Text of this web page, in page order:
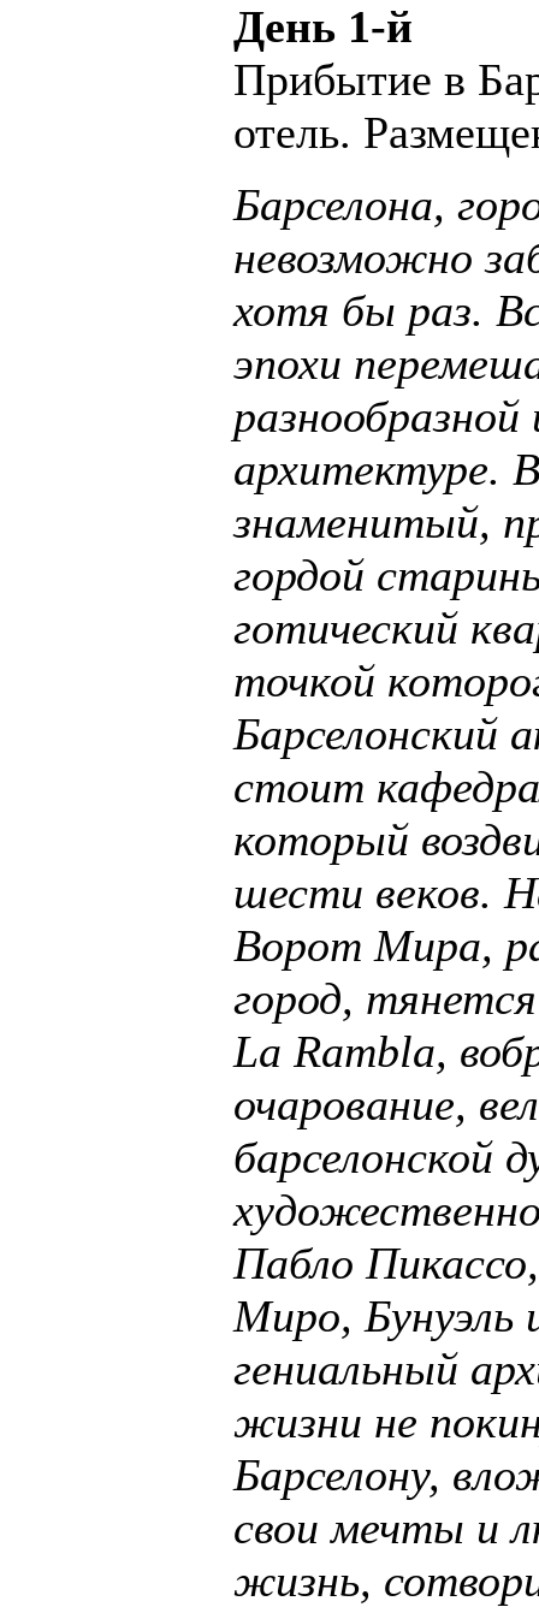
День 1-й
Прибытие в
отель.
Барселона,
невозможно
хотя бы раз.
эпохи
архитектуре.
знаменитый,
гордой
готический
точкой
Барселонский
стоит
который
шести веков.
Ворот Мира,
город,
La Rambla,
очарование,
барселонской
Пабло
Миро, Бунуэль
гениальный
жизни не
Барселону,
свои мечты и
жизнь,